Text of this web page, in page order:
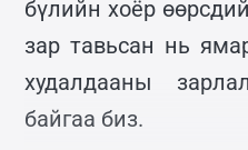
бүлийн хоёр
зар тавьсан нь
худалдааны
байгаа биз.